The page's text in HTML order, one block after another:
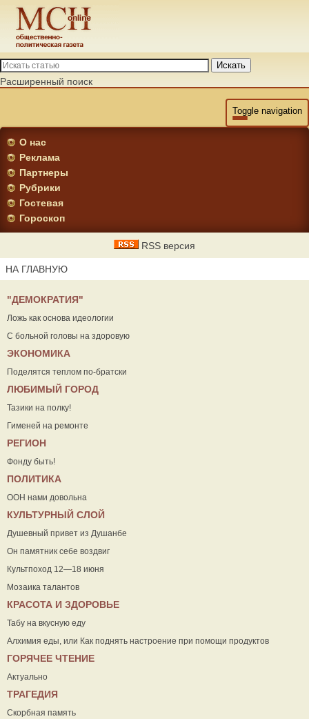
Искать
Расширенный поиск
Toggle navigation
О нас
Реклама
Партнеры
Рубрики
Гостевая
Гороскоп
RSS версия
НА ГЛАВНУЮ
"ДЕМОКРАТИЯ"
Ложь как основа идеологии
С больной головы на здоровую
ЭКОНОМИКА
Поделятся теплом по-братски
ЛЮБИМЫЙ ГОРОД
Тазики на полку!
Гименей на ремонте
РЕГИОН
Фонду быть!
ПОЛИТИКА
ООН нами довольна
КУЛЬТУРНЫЙ СЛОЙ
Душевный привет из Душанбе
Он памятник себе воздвиг
Культпоход 12—18 июня
Мозаика талантов
КРАСОТА И ЗДОРОВЬЕ
Табу на вкусную еду
Алхимия еды, или Как поднять настроение при помощи продуктов
ГОРЯЧЕЕ ЧТЕНИЕ
Актуально
ТРАГЕДИЯ
Скорбная память